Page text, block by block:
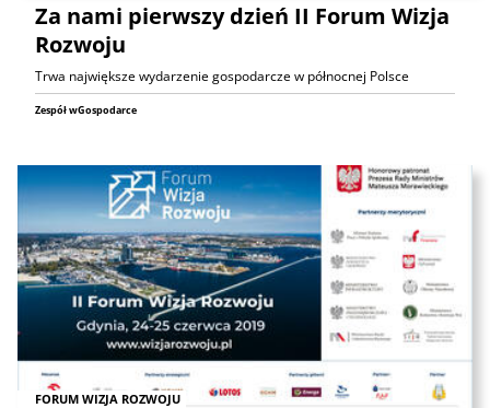
Za nami pierwszy dzień II Forum Wizja
Rozwoju
Trwa największe wydarzenie gospodarcze w północnej Polsce
Zespół wGospodarce
FORUM WIZJA ROZWOJU